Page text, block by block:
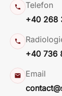
Telefon
+40 268
+40 736
Email